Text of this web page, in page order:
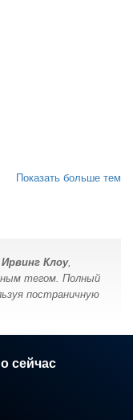
Показать больше тем
Клоу,
тегом. Полный
постраничную
сейчас